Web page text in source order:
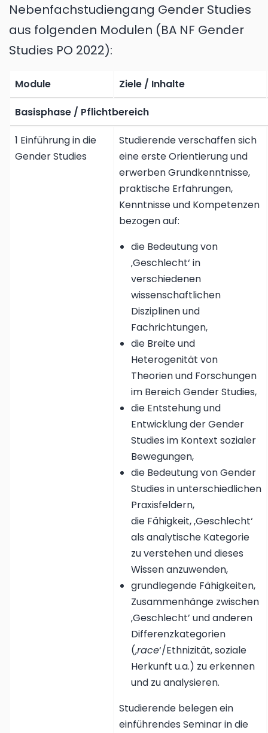
Nebenfachstudiengang Gender Studies
aus folgenden Modulen (BA NF Gender
Studies PO 2022):
Module Ziele / Inhalte
Basisphase / Pflichtbereich
1 Einführung in die
Gender Studies
Studierende verschaffen sich
eine erste Orientierung und
erwerben Grundkenntnisse,
praktische Erfahrungen,
Kenntnisse und Kompetenzen
bezogen auf:
die Bedeutung von
‚Geschlecht‘ in
verschiedenen
wissenschaftlichen
Disziplinen und
Fachrichtungen,
die Breite und
Heterogenität von
Theorien und Forschungen
im Bereich Gender Studies,
die Entstehung und
Entwicklung der Gender
Studies im Kontext sozialer
Bewegungen,
die Bedeutung von Gender
Studies in unterschiedlichen
Praxisfeldern,
die Fähigkeit, ‚Geschlecht‘
als analytische Kategorie
zu verstehen und dieses
Wissen anzuwenden,
grundlegende Fähigkeiten,
Zusammenhänge zwischen
‚Geschlecht’ und anderen
Differenzkategorien
(‚race‘/Ethnizität, soziale
Herkunft u.a.) zu erkennen
und zu analysieren.
Studierende belegen ein
einführendes Seminar in die